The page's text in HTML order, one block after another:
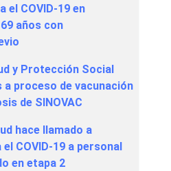
el COVID-19 en
años con
y Protección Social
proceso de vacunación
de SINOVAC
hace llamado a
COVID-19 a personal
en etapa 2